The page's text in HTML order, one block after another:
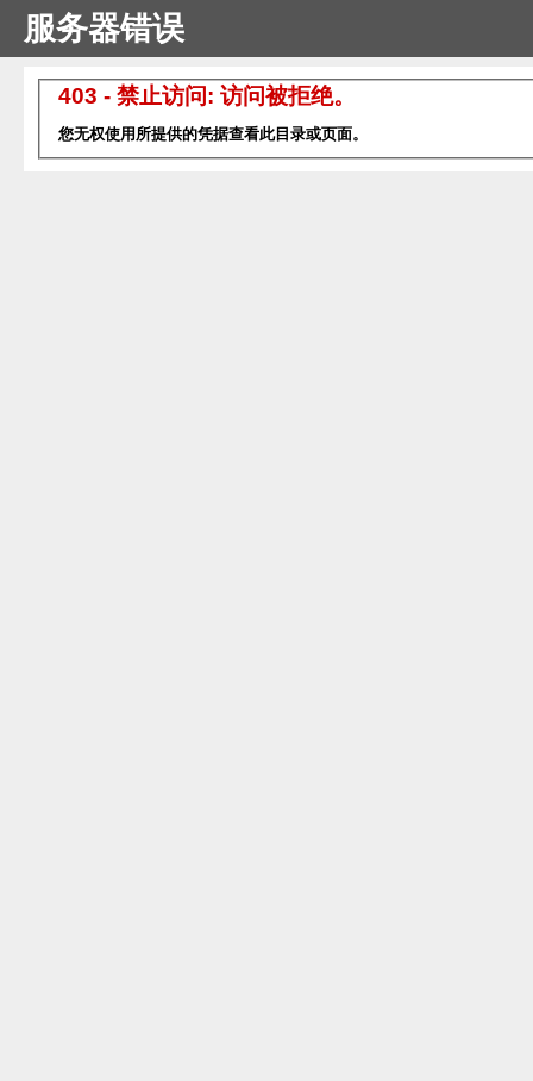
服务器错误
403 - 禁止访问: 访问被拒绝。
您无权使用所提供的凭据查看此目录或页面。